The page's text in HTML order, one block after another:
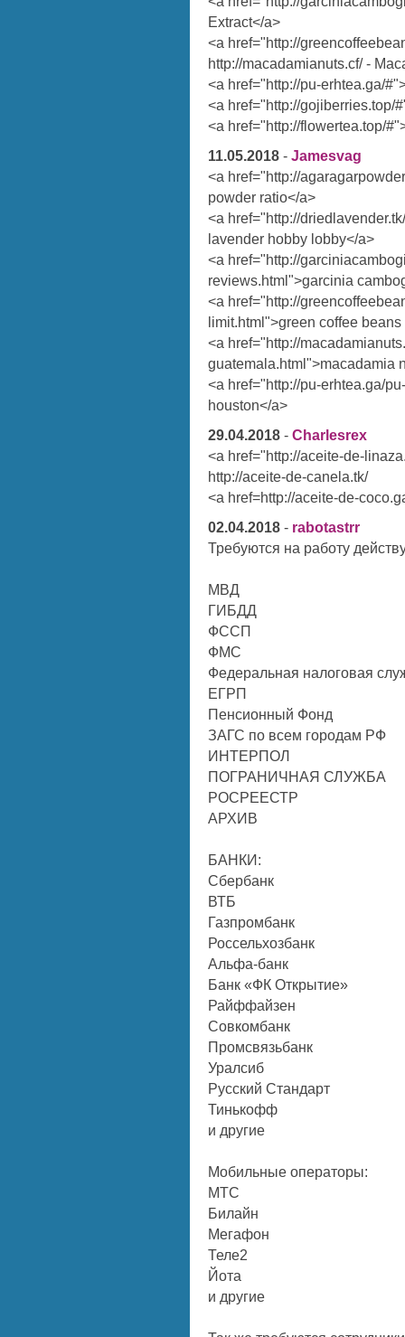
Extract</a>
<a href="http://
http://macadamianuts.cf/ -
<a href="http://pu-erhtea.ga/
<a href="http://gojiberries.top/
<a href="http://flowertea.top/
11.05.2018 - Jamesvag
<a href="http://
powder ratio</a>
<a href="http://
lavender hobby lobby</a>
<a href="http://
reviews.html">garcinia
<a href="http://
limit.html">green coffee
<a href="http://
guatemala.html">macadamia
<a href="http://pu-erhtea.ga/
houston</a>
29.04.2018 - Charlesrex
<a href="http://aceite-de-
http://aceite-de-canela.tk/
<a href=http://aceite-de-
02.04.2018 - rabotastrr
Требуются на работу
МВД
ГИБДД
ФССП
ФМС
Федеральная налоговая
ЕГРП
Пенсионный Фонд
ЗАГС по всем городам РФ
ИНТЕРПОЛ
ПОГРАНИЧНАЯ СЛУЖБА
РОСРЕЕСТР
АРХИВ
БАНКИ:
Сбербанк
ВТБ
Газпромбанк
Россельхозбанк
Альфа-банк
Банк «ФК Открытие»
Райффайзен
Совкомбанк
Промсвязьбанк
Уралсиб
Русский Стандарт
Тинькофф
и другие
Мобильные операторы:
МТС
Билайн
Мегафон
Теле2
Йота
и другие